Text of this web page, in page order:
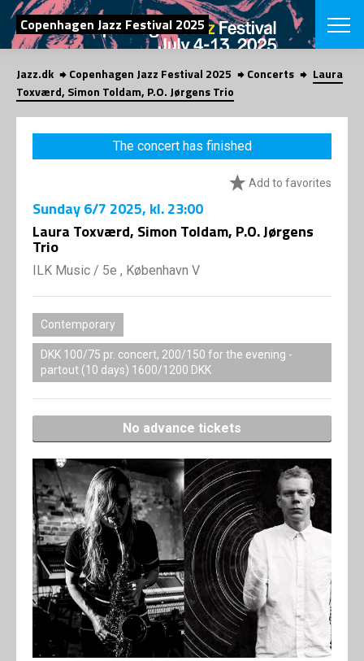
SEARCH
Copenhagen Jazz Festival 2025
Danish
CHOOSE
VINTERJAZZ
Themes
LOCATIONS
App
SHOP
Jazz.dk Copenhagen Jazz Festival 2025 Concerts
Laura
Toxværd, Simon Toldam, P.O. Jørgens Trio
The concert has finished
Add to favorites
Sunday6/7 2025, kl. 23:00
Laura Toxværd, Simon Toldam, P.O. Jørgens
Trio
ILK Music / 5e , København V
Contemporary
DKK 100/75 pr. concert, 200/150 for the evening -
partout (10 days) 1600/1200 DKK
No advance tickets